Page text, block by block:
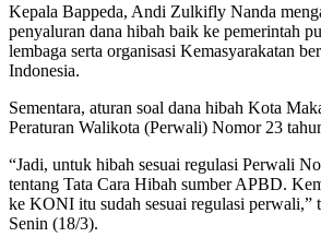
Kepala Bappeda, Andi Zulkifly Nanda
penyaluran dana hibah baik ke pemerintah
lembaga serta organisasi Kemasyarakatan
Indonesia.
Sementara, aturan soal dana hibah Kota
Peraturan Walikota (Perwali) Nomor 23
“Jadi, untuk hibah sesuai regulasi Perwali
tentang Tata Cara Hibah sumber APBD.
ke KONI itu sudah sesuai regulasi perwali,”
Senin (18/3).